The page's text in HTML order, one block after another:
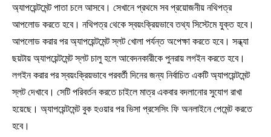
অ্যাপয়েন্টমেন্ট পাতা চলে আসবে। সেখানে প্রথমে সব প্রয়োজনীয় নথিপত্র
আপলোড করতে হবে। নথিপত্র থেকে স্বয়ংক্রিয়ভাবে তথ্য সিস্টেমে যুক্ত হবে।
আপলোড করার পর অ্যাপয়েন্টমেন্ট স্লট খোলা পর্যন্ত অপেক্ষা করতে হবে। সন্ধ্যা
ছয়টায় অ্যাপয়েন্টমেন্ট স্লট চালু হলে আবেদনকারীকে পুনরায় লগইন করতে হবে।
লগইন করার পর স্বয়ংক্রিয়ভাবে পরবর্তী দিনের জন্য নির্বাচিত একটি অ্যাপয়েন্টমেন্ট
স্লট দেখাবে। সেটি পরিবর্তন করতে চাইলে মাত্র একবার বদলানোর সুযোগ রাখা
হয়েছে। অ্যাপয়েন্টমেন্ট বুক হওয়ার পর ভিসা প্রসেসিং ফি অনলাইনে পেমেন্ট করতে
হবে।